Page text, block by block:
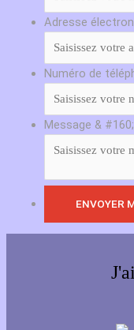
Adresse
Numéro de
Message &